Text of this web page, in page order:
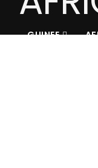
GUINEE